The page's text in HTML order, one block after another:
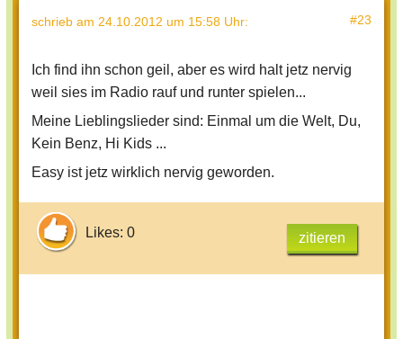
schrieb am 24.10.2012 um 15:58 Uhr: #23
Ich find ihn schon geil, aber es wird halt jetz nervig
weil sies im Radio rauf und runter spielen...
Meine Lieblingslieder sind: Einmal um die Welt, Du,
Kein Benz, Hi Kids ...
Easy ist jetz wirklich nervig geworden.
Likes: 0 zitieren